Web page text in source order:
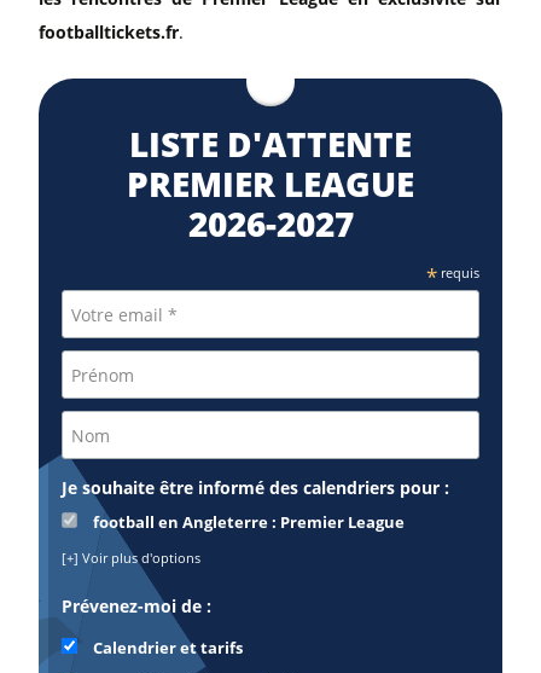
footballtickets.fr.
LISTE D'ATTENTE
PREMIER LEAGUE
2026-2027
*requis
Je souhaite être informé des calendriers pour :
football en Angleterre : Premier League
[+] Voir plus d'options
Prévenez-moi de :
Calendrier et tarifs